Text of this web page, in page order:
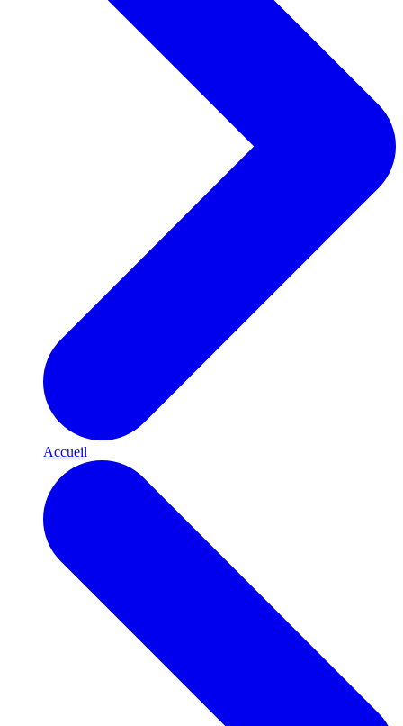
Accueil